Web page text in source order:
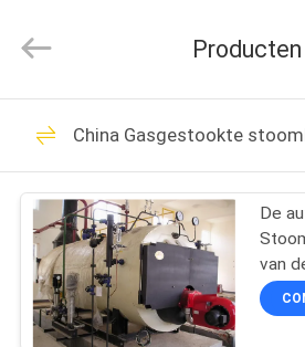
HUIS
PRODUCTEN
ONGEVEER
ONS
Rights
by
Concrete
Producten
China Gasgestookte
De
van
Olie,